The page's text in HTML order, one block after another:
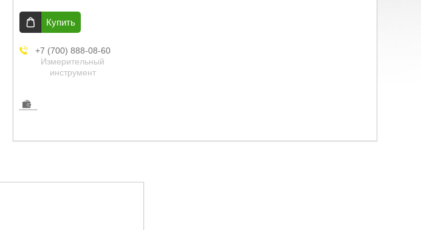
Купить
+7 (700) 888-08-60
Измерительный
инструмент